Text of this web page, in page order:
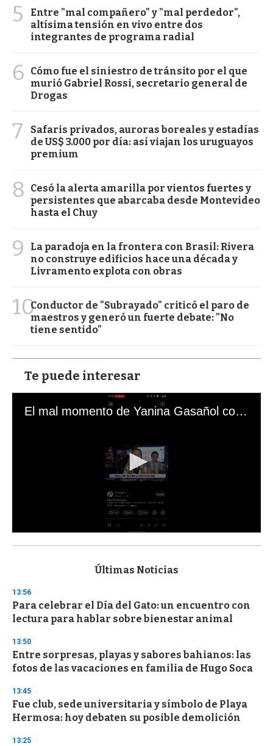
5
Entre "mal compañero" y "mal perdedor",
altísima tensión en vivo entre dos
integrantes de programa radial
6
Cómo fue el siniestro de tránsito por el que
murió Gabriel Rossi, secretario general de
Drogas
7
Safaris privados, auroras boreales y estadías
de US$ 3.000 por día: así viajan los uruguayos
premium
8
Cesó la alerta amarilla por vientos fuertes y
persistentes que abarcaba desde Montevideo
hasta el Chuy
9
La paradoja en la frontera con Brasil: Rivera
no construye edificios hace una década y
Livramento explota con obras
10Conductor de "Subrayado" criticó el paro de
maestros y generó un fuerte debate: "No
tiene sentido"
Te puede interesar
El mal momento de Yanina Gasañol con un hincha argentino en "Subrayado"
s
d
s
o
f
3
s
e
c
n
d
s
Últimas Noticias
13:56
Para celebrar el Día del Gato: un encuentro con
lectura para hablar sobre bienestar animal
13:50
Entre sorpresas, playas y sabores bahianos: las
fotos de las vacaciones en familia de Hugo Soca
13:45
Fue club, sede universitaria y símbolo de Playa
Hermosa: hoy debaten su posible demolición
13:25